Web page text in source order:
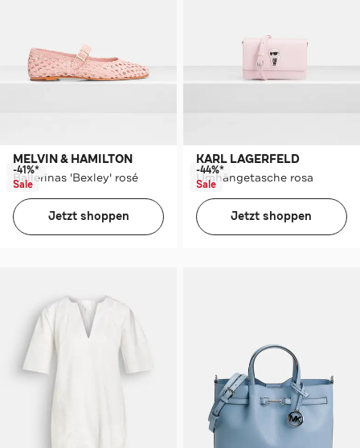
MELVIN & HAMILTON
Ballerinas 'Bexley' rosé
-41%*
Sale
Jetzt shoppen
KARL LAGERFELD
Umhängetasche rosa
-44%*
Sale
Jetzt shoppen